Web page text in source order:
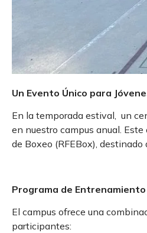
Un Evento Único para
En la temporada estival, un
en nuestro campus anual.
de Boxeo (RFEBox),
Programa de
El campus ofrece una
participantes: